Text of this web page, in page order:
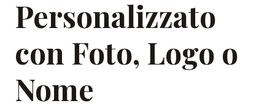
Personalizzato
con Foto, Logo o
Nome